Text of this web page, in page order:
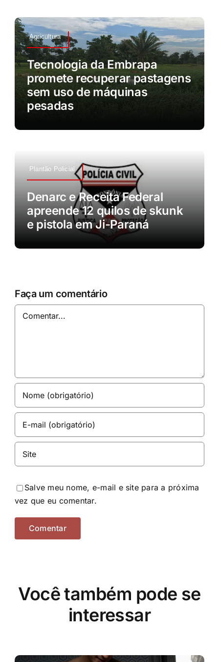
Agricultura
Tecnologia da Embrapa
promete recuperar pastagens
sem uso de máquinas
pesadas
Plantão Policial
Denarc e Receita Federal
apreende 12 quilos de skunk
e pistola em Ji-Paraná
Faça um comentário
Comentar
Salve meu nome, e-mail e site para a próxima
vez que eu comentar.
Você também pode se
interessar